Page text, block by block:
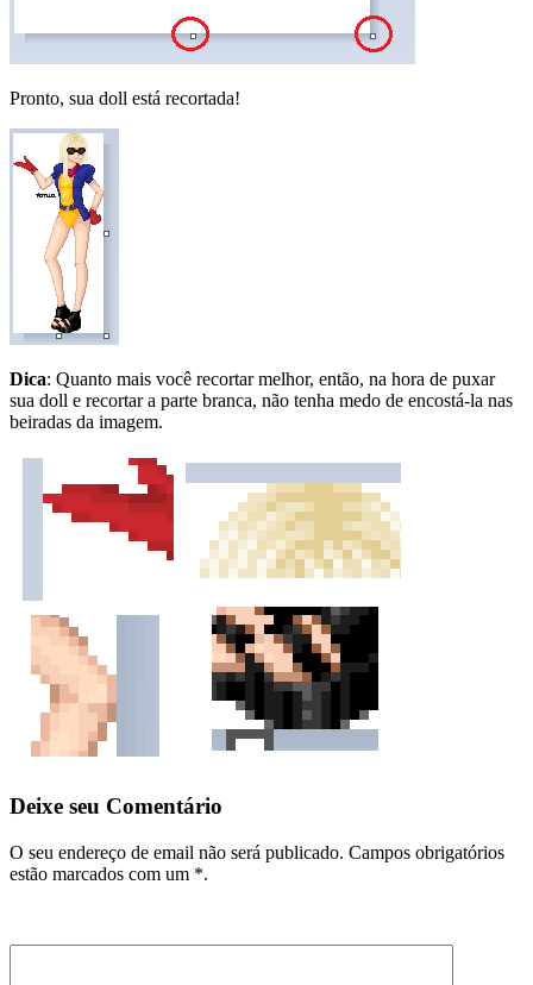
Pronto, sua doll está recortada!
Dica: Quanto mais você recortar melhor, então, na hora de puxar
sua doll e recortar a parte branca, não tenha medo de encostá-la nas
beiradas da imagem.
Deixe seu Comentário
O seu endereço de email não será publicado. Campos obrigatórios
estão marcados com um *.